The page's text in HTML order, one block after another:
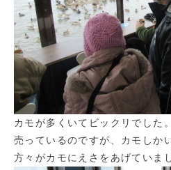
カモが多くいてビックリでした
売っているのですが、カモしか
方々がカモにえさをあげていま